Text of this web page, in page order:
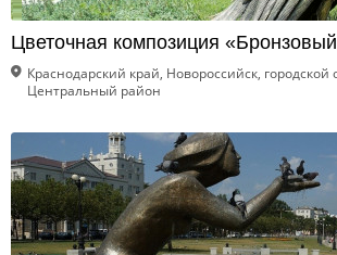
Цветочная композиция
Краснодарский край, Новороссийск, городской
Центральный район